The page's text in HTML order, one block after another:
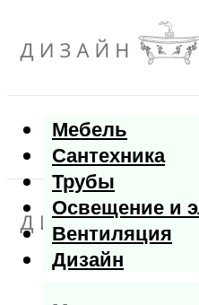
Мебель
Сантехника
Трубы
Освещение и
Вентиляция
Дизайн